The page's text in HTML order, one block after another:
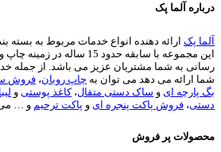
آلما پک
پکارائه دهنده انواع خدمات مربوط به بسته بندی
این مجموعه با سابقه حدود 15 ساله در
به شما مشتریان عزیز می باشد. از جمله خدماتی
می دهد می توان به چاپ روبان ، فروش ساک
ای وساک دستی متقال ،کاغذ پوستیولیبل
، فروش پاکت پنجره ایوپاکت ترحیم و … می
پر فروش